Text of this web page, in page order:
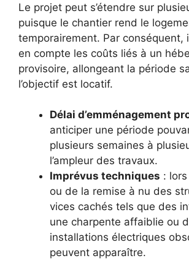
Le projet peut s’étendre sur
puisque le chantier rend le
temporairement. Par conséquent,
en compte les coûts liés à un
provisoire, allongeant la période
l’objectif est locatif.
Délai d’emménagement
anticiper une période
plusieurs semaines à
l’ampleur des travaux.
Imprévus techniques :
ou de la remise à nu des
vices cachés tels que des
une charpente affaiblie ou
installations électriques
peuvent apparaître.